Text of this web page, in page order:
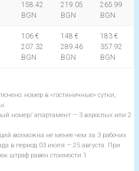
158.42
BGN
219.05
BGN
265.99
BGN
106 €
207.32
BGN
148 €
289.46
BGN
183 €
357.92
BGN
номер в «гостиничные» сутки,
номер/ апартамент — 3 взрослых или 2
возможна не менее чем за 3 рабочих
в период 03 июля — 25 августа. При
штраф равен стоимости 1